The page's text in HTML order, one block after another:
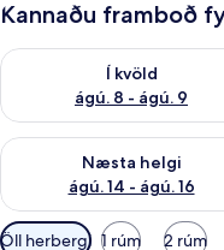
Kannaðu framboð
Í kvöld
ágú. 8 - ágú. 9
Athuga framboð í kvöld
Næsta helgi
ágú. 14 - ágú. 16
Athuga framboð næstu
Síur
Öll herbergi 1 rúm 2 rúm